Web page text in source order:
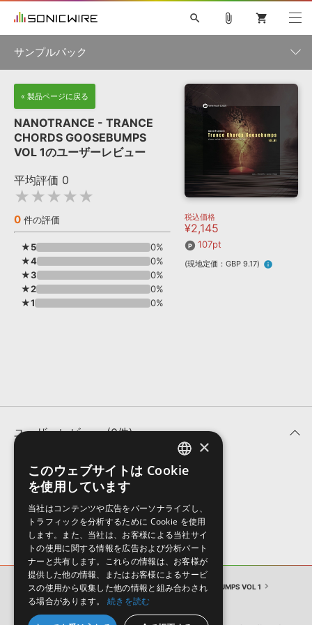
ソフト音源 »
プラグイン・エフェクト »
サンプルパック »
ソフトウェア／ツール »
DAW »
キャンペーン »
特集 »
SONICWIREブログ »
製品サポート情報 »
DTMガイド »
FAQ »
音楽カード
search
初音ミク NT 巡音ルカ V4X
KAITO V3
VOCALOID
SPITFIRE AUDIO
VIENNA
EZ DRUMMER 3 SERUM
ライセンスフリーBGM
サンプルパックを試そう
DUBSTEP
ROUTER.FM
ソフト音源 プラグイン・エフェクト
ソフトウェア／ツール DAW 効果音
attach_file shopping_cart
サンプルパック
製品一覧
ジャンル
メーカー
フォーマット
ランキング
« 製品ページに戻る
NANOTRANCE - TRANCE
CHORDS GOOSEBUMPS
VOL 1のユーザーレビュー
平均評価 0
★★★★★
0 件の評価
★5
0%
★4
0%
★3
0%
★2
0%
★1
0%
税込価格
¥2,145
107pt
(現地定価：GBP 9.17) info
ユーザーレビュー (0件)
表示順
NANOTRANCE - TRANCE CHORDS GOOSEBUMPS VOL 1
ユーザーレビュー
ENGLISH
×
このウェブサイトは Cookie
を使用しています
当社はコンテンツや広告をパーソナライズし、
トラフィックを分析するために Cookie を使用
します。また、当社は、お客様による当社サイ
トの使用に関する情報を広告および分析パート
ナーと共有します。これらの情報は、お客様が
提供した他の情報、またはお客様によるサービ
スの使用から収集した他の情報と組み合わされ
る場合があります。
続きを読む